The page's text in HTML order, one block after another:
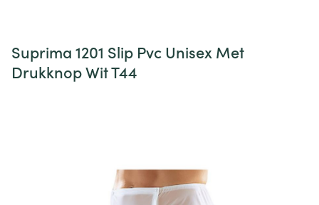
Suprima 1201 Slip Pvc Unisex Met
Drukknop Wit T44